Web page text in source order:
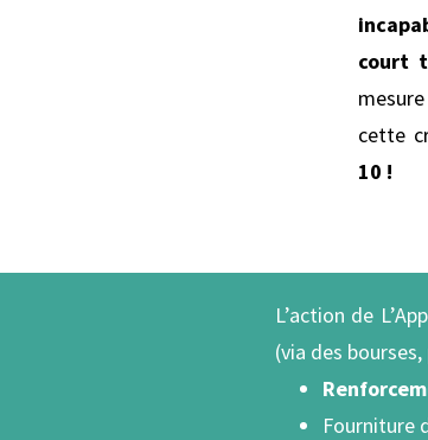
court
cette
10 !
L’action de
(via des
Fourniture